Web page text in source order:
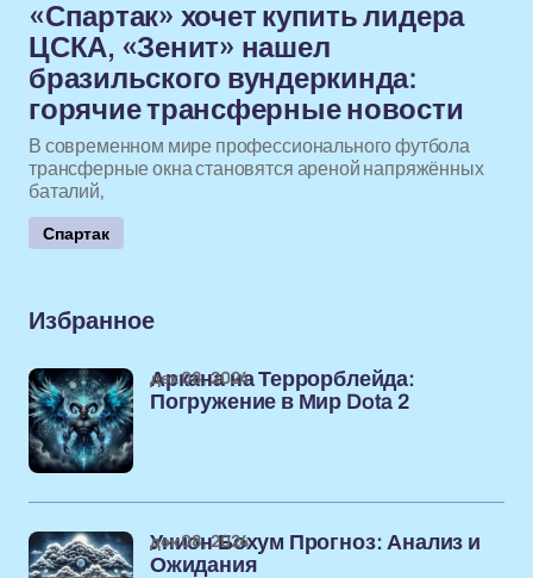
«Спартак» хочет купить лидера
ЦСКА, «Зенит» нашел
бразильского вундеркинда:
горячие трансферные новости
В современном мире профессионального футбола
трансферные окна становятся ареной напряжённых
баталий,
Спартак
Избранное
Аркана на Террорблейда:
Погружение в Мир Dota 2
дек 08, 2024
Унион Бохум Прогноз: Анализ и
Ожидания
дек 08, 2024